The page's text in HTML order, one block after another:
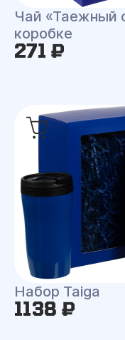
Чай «Таежный
коробке
271 ₽
Набор Taiga
1138 ₽